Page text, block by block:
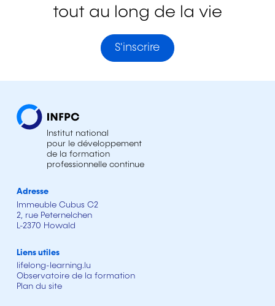
tout au long de la vie
S'inscrire
Institut national
pour le développement
de la formation
professionnelle continue
Adresse
Immeuble Cubus C2
2, rue Peternelchen
L-2370 Howald
Liens utiles
lifelong-learning.lu
Observatoire de la formation
Plan du site